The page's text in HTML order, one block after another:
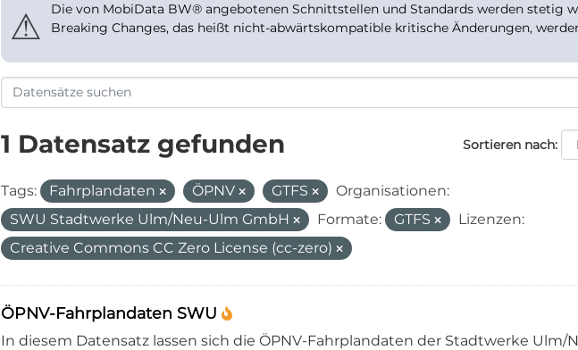
⚠
Die von MobiData BW® angebotenen Schnittstellen und Standards werden stetig
Breaking Changes, das heißt nicht-abwärtskompatible kritische Änderungen,
Sortieren nach
1 Datensatz gefunden
Tags: Fahrplandaten ÖPNV GTFS
Organisationen:
SWU Stadtwerke Ulm/Neu-Ulm GmbH
Formate: GTFS
Lizenzen:
Creative Commons CC Zero License (cc-zero)
ÖPNV-Fahrplandaten SWU
In diesem Datensatz lassen sich die ÖPNV-Fahrplandaten der Stadtwerke Ulm/